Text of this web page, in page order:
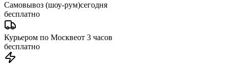
Самовывоз (шоу-рум)сегодня
бесплатно
Курьером по Москвеот 3 часов
бесплатно